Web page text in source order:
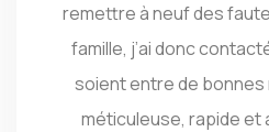
remettre à neuf des
famille, j’ai donc
soient entre de bonnes
méticuleuse, rapide et